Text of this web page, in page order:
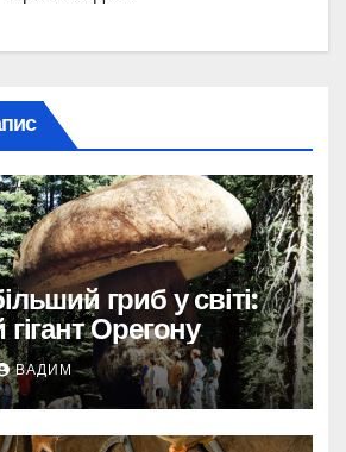
гриб у світі:
Орегону
ВАДИМ